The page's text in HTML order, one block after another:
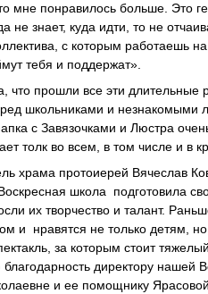
мне понравилось больше. Это
знает, куда идти, то не
с которым работаешь
тебя и поддержат».
что прошли все эти длительные
школьниками и незнакомыми
с Завязочками и Люстра
толк во всем, в том числе и в
храма протоиерей Вячеслав
школа подготовила
их творчество и талант.
и нравятся не только детям,
за которым стоит
директору
и ее помощнику